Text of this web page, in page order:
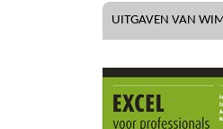
UITGAVEN VAN